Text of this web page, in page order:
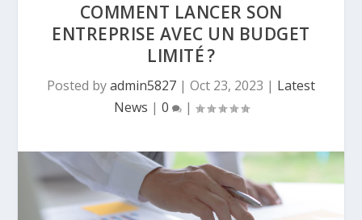
COMMENT LANCER SON
ENTREPRISE AVEC UN BUDGET
LIMITÉ ?
Posted byadmin5827 | Oct 23, 2023 | Latest
News | 0 |